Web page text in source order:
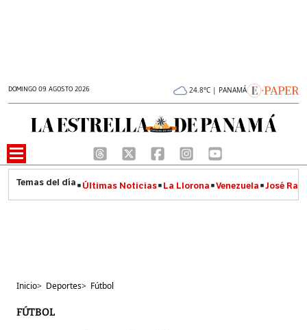
DOMINGO 09 AGOSTO 2026 24.8°C | PANAMÁ
Últimas Noticias La Llorona Venezuela José
Inicio> Deportes> Fútbol
FÚTBOL